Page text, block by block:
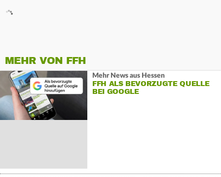
MEHR VON FFH
Mehr News aus Hessen
FFH ALS BEVORZUGTE QUELLE
BEI GOOGLE